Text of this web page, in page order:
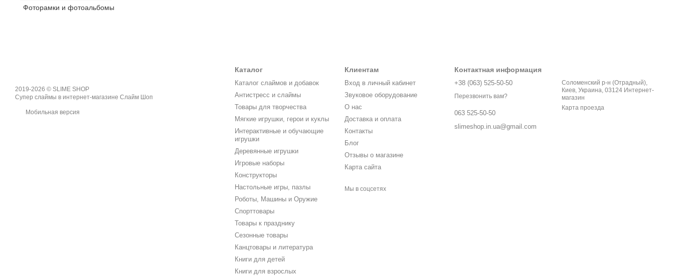
Фоторамки и фотоальбомы
2019-2026 © SLIME SHOP
Супер слаймы в интернет-магазине Слайм Шоп
Мобильная версия
Каталог
Каталог слаймов и добавок
Антистресс и слаймы
Товары для творчества
Мягкие игрушки, герои и куклы
Интерактивные и обучающие
игрушки
Деревянные игрушки
Игровые наборы
Конструкторы
Настольные игры, пазлы
Роботы, Машины и Оружие
Спорттовары
Товары к празднику
Сезонные товары
Канцтовары и литература
Книги для детей
Книги для взрослых
Клиентам
Вход в личный кабинет
Звуковое оборудование
О нас
Доставка и оплата
Контакты
Блог
Отзывы о магазине
Карта сайта
Мы в соцсетях
Контактная информация
+38 (063) 525-50-50
Перезвонить вам?
063 525-50-50
slimeshop.in.ua@gmail.com
Соломенский р-н (Отрадный),
Киев, Украина, 03124 Интернет-
магазин
Карта проезда